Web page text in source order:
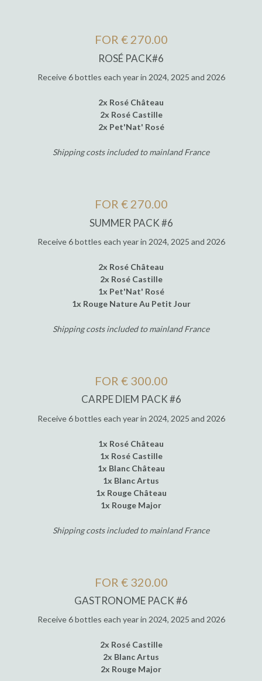
FOR € 270.00
ROSÉ PACK#6
Receive 6 bottles each year in 2024, 2025 and 2026
2x Rosé Château
2x Rosé Castille
2x Pet'Nat' Rosé
Shipping costs included to mainland France
FOR € 270.00
SUMMER PACK #6
Receive 6 bottles each year in 2024, 2025 and 2026
2x Rosé Château
2x Rosé Castille
1x Pet'Nat' Rosé
1x Rouge Nature Au Petit Jour
Shipping costs included to mainland France
FOR € 300.00
CARPE DIEM PACK #6
Receive 6 bottles each year in 2024, 2025 and 2026
1x Rosé Château
1x Rosé Castille
1x Blanc Château
1x Blanc Artus
1x Rouge Château
1x Rouge Major
Shipping costs included to mainland France
FOR € 320.00
GASTRONOME PACK #6
Receive 6 bottles each year in 2024, 2025 and 2026
2x Rosé Castille
2x Blanc Artus
2x Rouge Major